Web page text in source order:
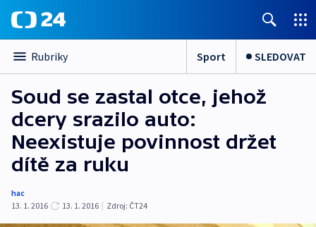
Rubriky Sport SLEDOVAT
Soud se zastal otce, jehož
dcery srazilo auto:
Neexistuje povinnost držet
dítě za ruku
hac
13. 1. 2016
13. 1. 2016 | Zdroj: ČT24